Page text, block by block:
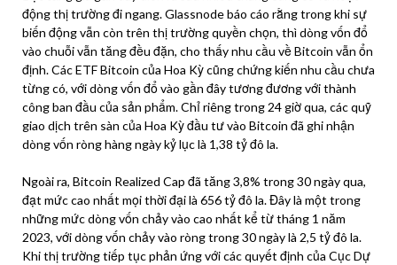
động thị trường đi ngang. Glassnode báo cáo rằng trong khi sự
biến động vẫn còn trên thị trường quyền chọn, thì dòng vốn đổ
vào chuỗi vẫn tăng đều đặn, cho thấy nhu cầu về Bitcoin vẫn ổn
định. Các ETF Bitcoin của Hoa Kỳ cũng chứng kiến ​​nhu cầu chưa
từng có, với dòng vốn đổ vào gần đây tương đương với thành
công ban đầu của sản phẩm. Chỉ riêng trong 24 giờ qua, các quỹ
giao dịch trên sàn của Hoa Kỳ đầu tư vào Bitcoin đã ghi nhận
dòng vốn ròng hàng ngày kỷ lục là 1,38 tỷ đô la.
Ngoài ra, Bitcoin Realized Cap đã tăng 3,8% trong 30 ngày qua,
đạt mức cao nhất mọi thời đại là 656 tỷ đô la. Đây là một trong
những mức dòng vốn chảy vào cao nhất kể từ tháng 1 năm
2023, với dòng vốn chảy vào ròng trong 30 ngày là 2,5 tỷ đô la.
Khi thị trường tiếp tục phản ứng với các quyết định của Cục Dự